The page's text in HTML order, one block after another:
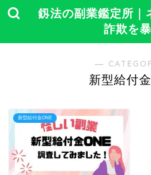
釼法の副業鑑定所｜
詐欺を暴
―
新型給付
新型給付金ONE